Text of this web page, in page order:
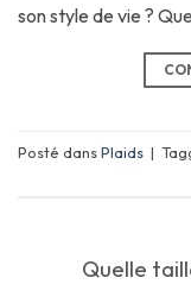
son style de vie ?
Posté dansPlaids |
Quelle